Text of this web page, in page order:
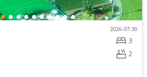
3
2
2026-07-30